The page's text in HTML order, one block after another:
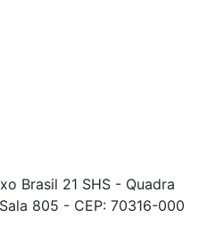
Brasil 21 SHS - Quadra
805 - CEP: 70316-000